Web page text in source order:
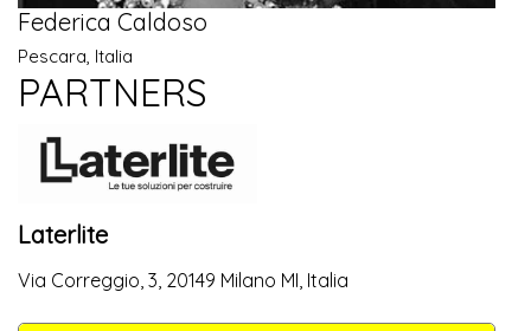
Federica Caldoso
Pescara, Italia
PARTNERS
Laterlite
Via Correggio, 3, 20149 Milano MI, Italia